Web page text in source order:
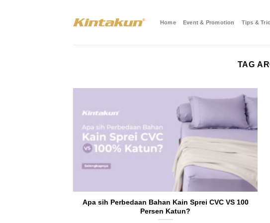
Home Event & Promotion Tips &
TAG
Apa sih Perbedaan Bahan Kain Sprei CVC VS 100
Persen Katun?